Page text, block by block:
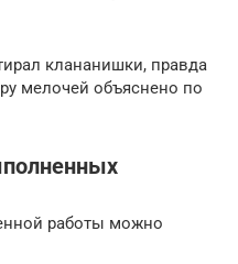
клананишки, правда
мелочей объяснено по
работы можно